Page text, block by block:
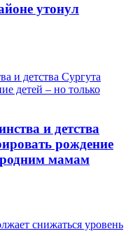
утонул
и детства
рождение
мамам